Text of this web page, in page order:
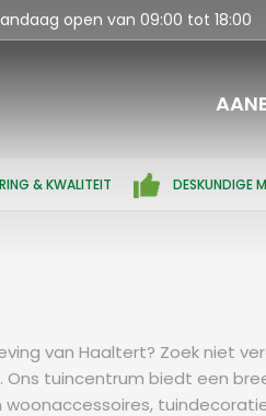
& KWALITEIT DESKUNDIGE
open van 09:00 tot 18:00
van Haaltert? Zoek niet
tuincentrum biedt een